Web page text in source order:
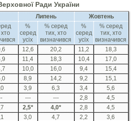
Ради України
Липень Жовтень
%
серед
усіх
% серед
тих, хто
визначився
%
серед
усіх
% серед
тих, хто
визначився
12,6 20,2 11,2
18,3
11,4 18,3 10,4
17,0
10,0 16,0 9,4
15,4
8,9 14,2 9,2
15,1
3,9 6,3 3,4
5,6
--- --- 2,8
4,5
2,5* 4,0* 2,8
4,5
3,0 4,7 2,2
3,6